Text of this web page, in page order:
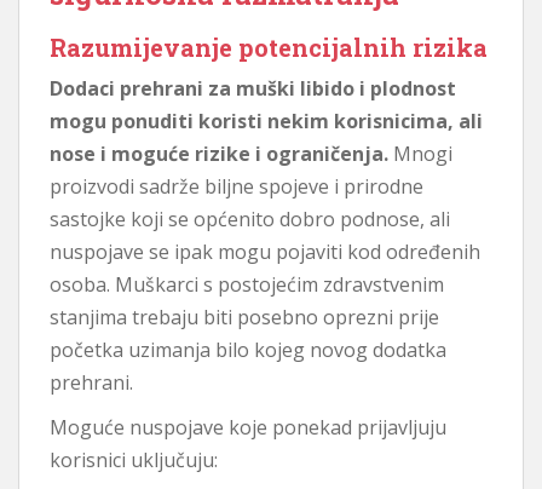
Razumijevanje potencijalnih rizika
Dodaci prehrani za muški libido i plodnost
mogu ponuditi koristi nekim korisnicima, ali
nose i moguće rizike i ograničenja. Mnogi
proizvodi sadrže biljne spojeve i prirodne
sastojke koji se općenito dobro podnose, ali
nuspojave se ipak mogu pojaviti kod određenih
osoba. Muškarci s postojećim zdravstvenim
stanjima trebaju biti posebno oprezni prije
početka uzimanja bilo kojeg novog dodatka
prehrani.
Moguće nuspojave koje ponekad prijavljuju
korisnici uključuju: